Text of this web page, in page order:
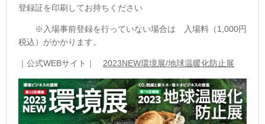
登録証を印刷してお持ちください
※入場事前登録を行っていない場合は 入場料（1,000円
税込）がかかります。
｜公式WEBサイト｜ 2023NEW環境展/地球温暖化防止展